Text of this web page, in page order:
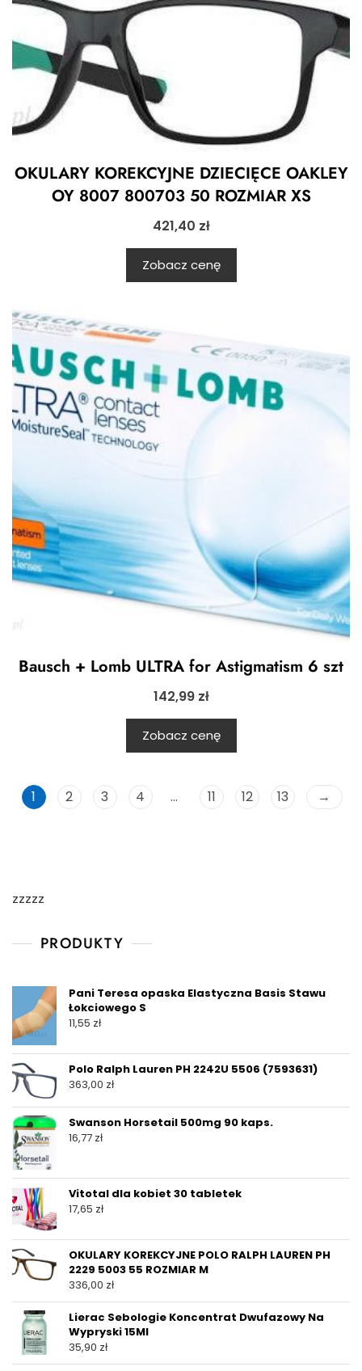
OKULARY KOREKCYJNE DZIECIĘCE OAKLEY
OY 8007 800703 50 ROZMIAR XS
421,40 zł
Zobacz cenę
Bausch + Lomb ULTRA for Astigmatism 6 szt
142,99 zł
Zobacz cenę
1 2 3 4 … 11 12 13 →
zzzzz
PRODUKTY
Pani Teresa opaska Elastyczna Basis Stawu
Łokciowego S
11,55 zł
Polo Ralph Lauren PH 2242U 5506 (7593631)
363,00 zł
Swanson Horsetail 500mg 90 kaps.
16,77 zł
Vitotal dla kobiet 30 tabletek
17,65 zł
OKULARY KOREKCYJNE POLO RALPH LAUREN PH
2229 5003 55 ROZMIAR M
336,00 zł
Lierac Sebologie Koncentrat Dwufazowy Na
Wypryski 15Ml
35,90 zł